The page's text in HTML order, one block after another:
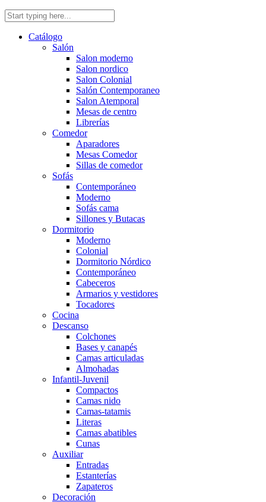
Catálogo
Salón
Salon moderno
Salon nordico
Salon Colonial
Salón Contemporaneo
Salon Atemporal
Mesas de centro
Librerías
Comedor
Aparadores
Mesas Comedor
Sillas de comedor
Sofás
Contemporáneo
Moderno
Sofás cama
Sillones y Butacas
Dormitorio
Moderno
Colonial
Dormitorio Nórdico
Contemporáneo
Cabeceros
Armarios y vestidores
Tocadores
Cocina
Descanso
Colchones
Bases y canapés
Camas articuladas
Almohadas
Infantil-Juvenil
Compactos
Camas nido
Camas-tatamis
Literas
Camas abatibles
Cunas
Auxiliar
Entradas
Estanterías
Zapateros
Decoración